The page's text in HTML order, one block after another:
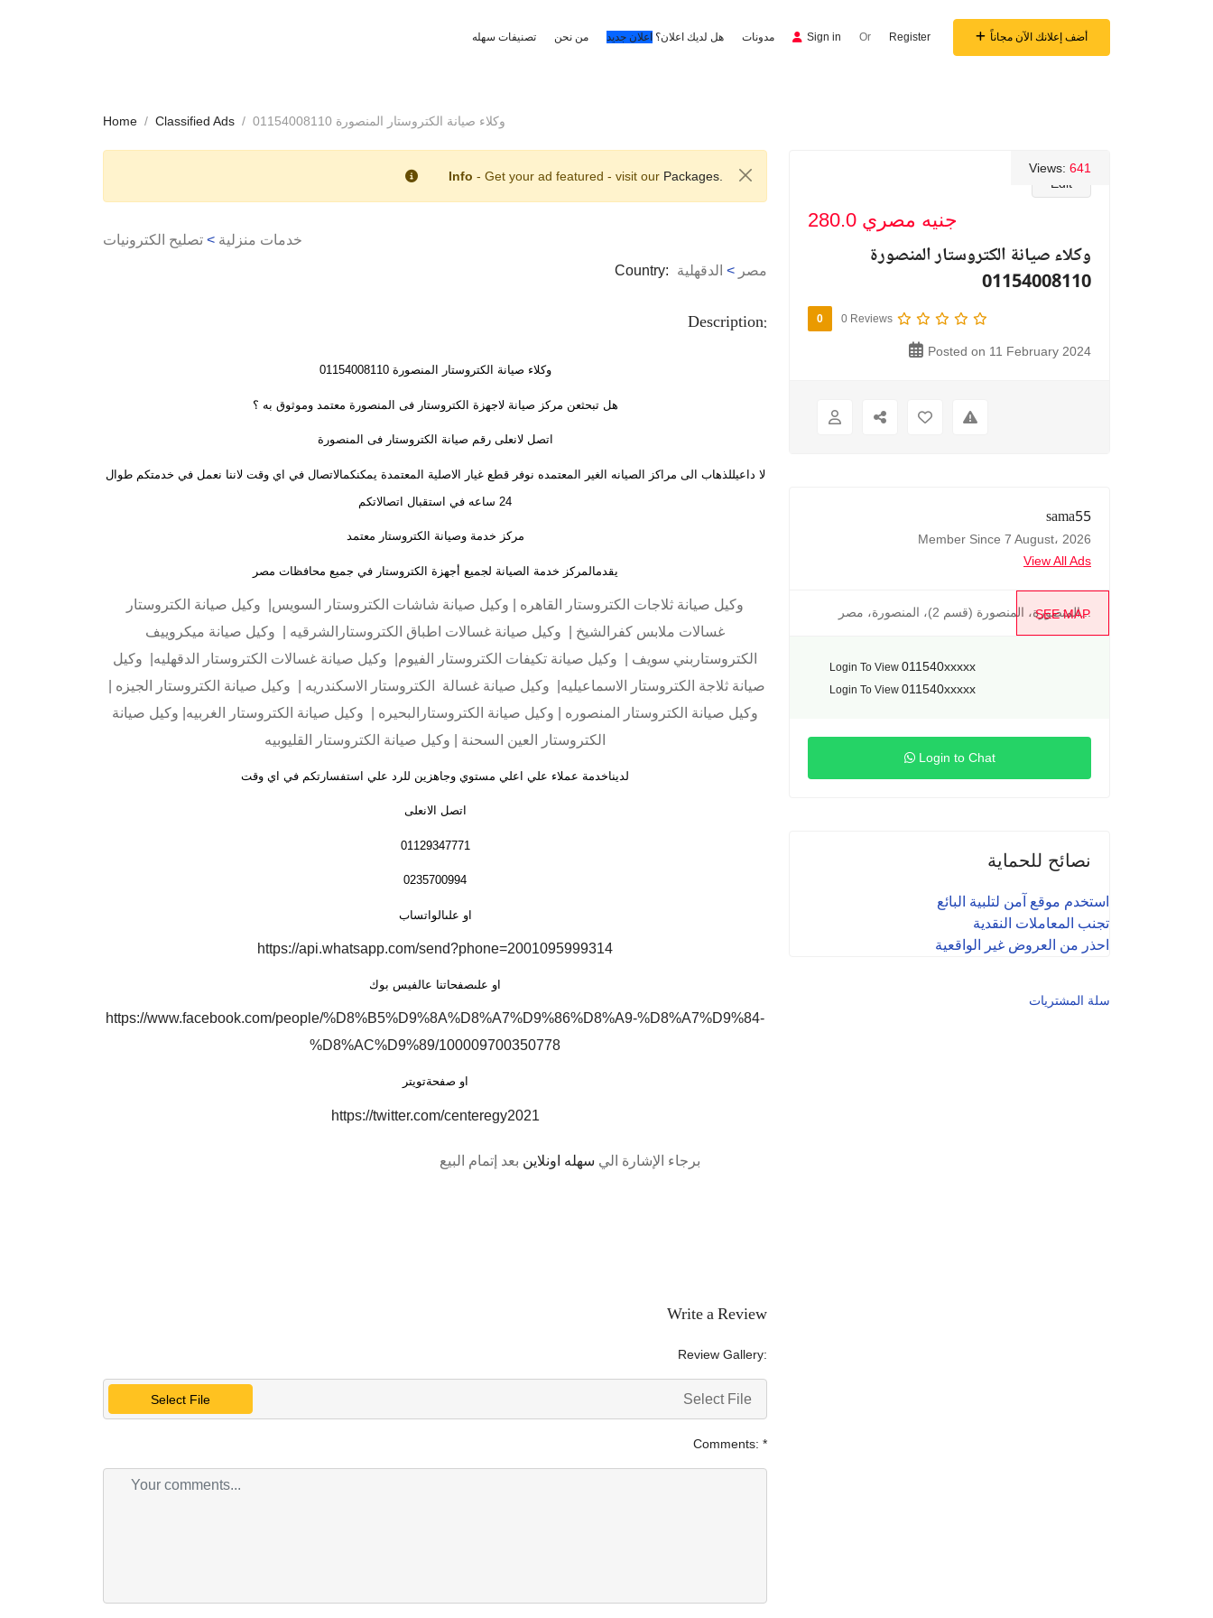
تصنيفات سهله من نحن هل لديك اعلان؟ اعلان جديد مدونات Sign in Or Register أضف إعلانك الآن مجاناً
Home Classified Ads وكلاء صيانة الكتروستار المنصورة 01154008110
Info - Get your ad featured - visit our Packages.
خدمات منزلية > تصليح الكترونيات
Country:
مصر > الدقهلية
Description:
وكلاء صيانة الكتروستار المنصورة 01154008110
هل تبحثعن مركز صيانة لاجهزة الكتروستار فى المنصورة معتمد وموثوق به ؟
اتصل لانعلى رقم صيانة الكتروستار فى المنصورة
لا داعيللذهاب الى مراكز الصيانه الغير المعتمده نوفر قطع غيار الاصلية المعتمدة يمكنكمالاتصال في اي وقت لاننا نعمل في خدمتكم طوال
24 ساعه في استقبال اتصالاتكم
مركز خدمة وصيانة الكتروستار معتمد
يقدمالمركز خدمة الصيانة لجميع أجهزة الكتروستار في جميع محافظات مصر
وكيل صيانة ثلاجات الكتروستار القاهره | وكيل صيانة شاشات الكتروستار السويس| وكيل صيانة الكتروستار
غسالات ملابس كفرالشيخ | وكيل صيانة غسالات اطباق الكتروستارالشرقيه | وكيل صيانة ميكروييف
الكتروستاربني سويف | وكيل صيانة تكيفات الكتروستار الفيوم| وكيل صيانة غسالات الكتروستار الدقهليه| وكيل
صيانة ثلاجة الكتروستار الاسماعيليه| وكيل صيانة غسالة الكتروستار الاسكندريه | وكيل صيانة الكتروستار الجيزه |
وكيل صيانة الكتروستار المنصوره | وكيل صيانة الكتروستارالبحيره | وكيل صيانة الكتروستار الغربيه| وكيل صيانة
الكتروستار العين السحنة | وكيل صيانة الكتروستار القليوبيه
لديناخدمة عملاء علي اعلي مستوي وجاهزين للرد علي استفسارتكم في اي وقت
اتصل الانعلى
01129347771
0235700994
او علىالواتساب
https://api.whatsapp.com/send?phone=2001095999314
او علىصفحاتنا عالفيس بوك
https://www.facebook.com/people/%D8%B5%D9%8A%D8%A7%D9%86%D8%A9-%D8%A7%D9%84-
%D8%AC%D9%89/100009700350778
او صفحةتويتر
https://twitter.com/centeregy2021
برجاء الإشارة الي سهله اونلاين بعد إتمام البيع
Write a Review
Review Gallery:
Select File Select File
Comments: *
Edit
Views: 641
280.0 جنيه مصري
وكلاء صيانة الكتروستار المنصورة
01154008110
0 0 Reviews
Posted on 11 February 2024
sama55
Member Since 7 August، 2026
View All Ads
SEE MAP
المنصورة، المنصورة (قسم 2)، المنصورة، مصر...
Login To View 011540xxxxx
Login To View 011540xxxxx
Login to Chat
نصائح للحماية
استخدم موقع آمن لتلبية البائع
تجنب المعاملات النقدية
احذر من العروض غير الواقعية
سلة المشتريات